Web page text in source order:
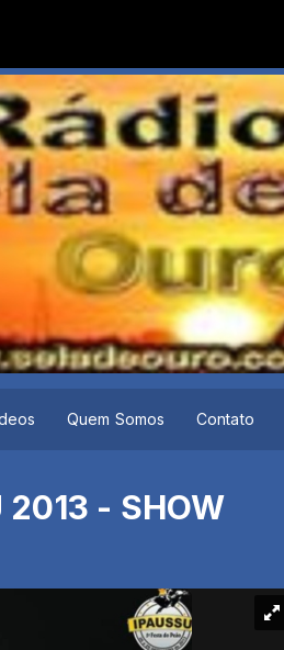
Quem Somos Contato
2013 - SHOW